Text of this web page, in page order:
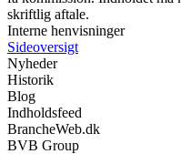
skriftlig aftale.
Interne henvisninger
Sideoversigt
Nyheder
Historik
Blog
Indholdsfeed
BrancheWeb.dk
BVB Group